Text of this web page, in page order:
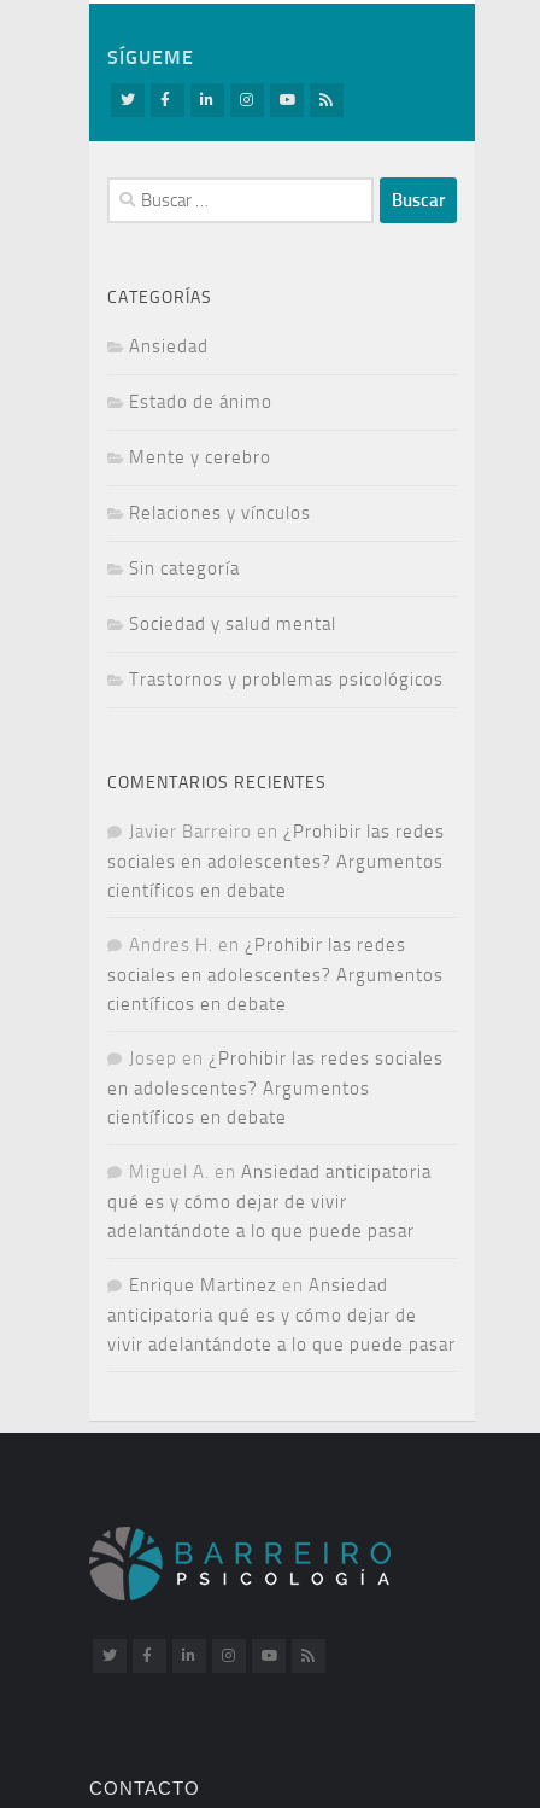
SÍGUEME
Buscar:
CATEGORÍAS
Ansiedad
Estado de ánimo
Mente y cerebro
Relaciones y vínculos
Sin categoría
Sociedad y salud mental
Trastornos y problemas psicológicos
COMENTARIOS RECIENTES
Javier Barreiro en ¿Prohibir las redes
sociales en adolescentes? Argumentos
científicos en debate
Andres H. en ¿Prohibir las redes
sociales en adolescentes? Argumentos
científicos en debate
Josep en ¿Prohibir las redes sociales
en adolescentes? Argumentos
científicos en debate
Miguel A. en Ansiedad anticipatoria
qué es y cómo dejar de vivir
adelantándote a lo que puede pasar
Enrique Martinez en Ansiedad
anticipatoria qué es y cómo dejar de
vivir adelantándote a lo que puede pasar
CONTACTO